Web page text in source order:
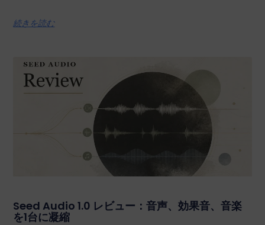
続きを読む
Seed Audio 1.0 レビュー：音声、効果音、音楽
を1台に凝縮